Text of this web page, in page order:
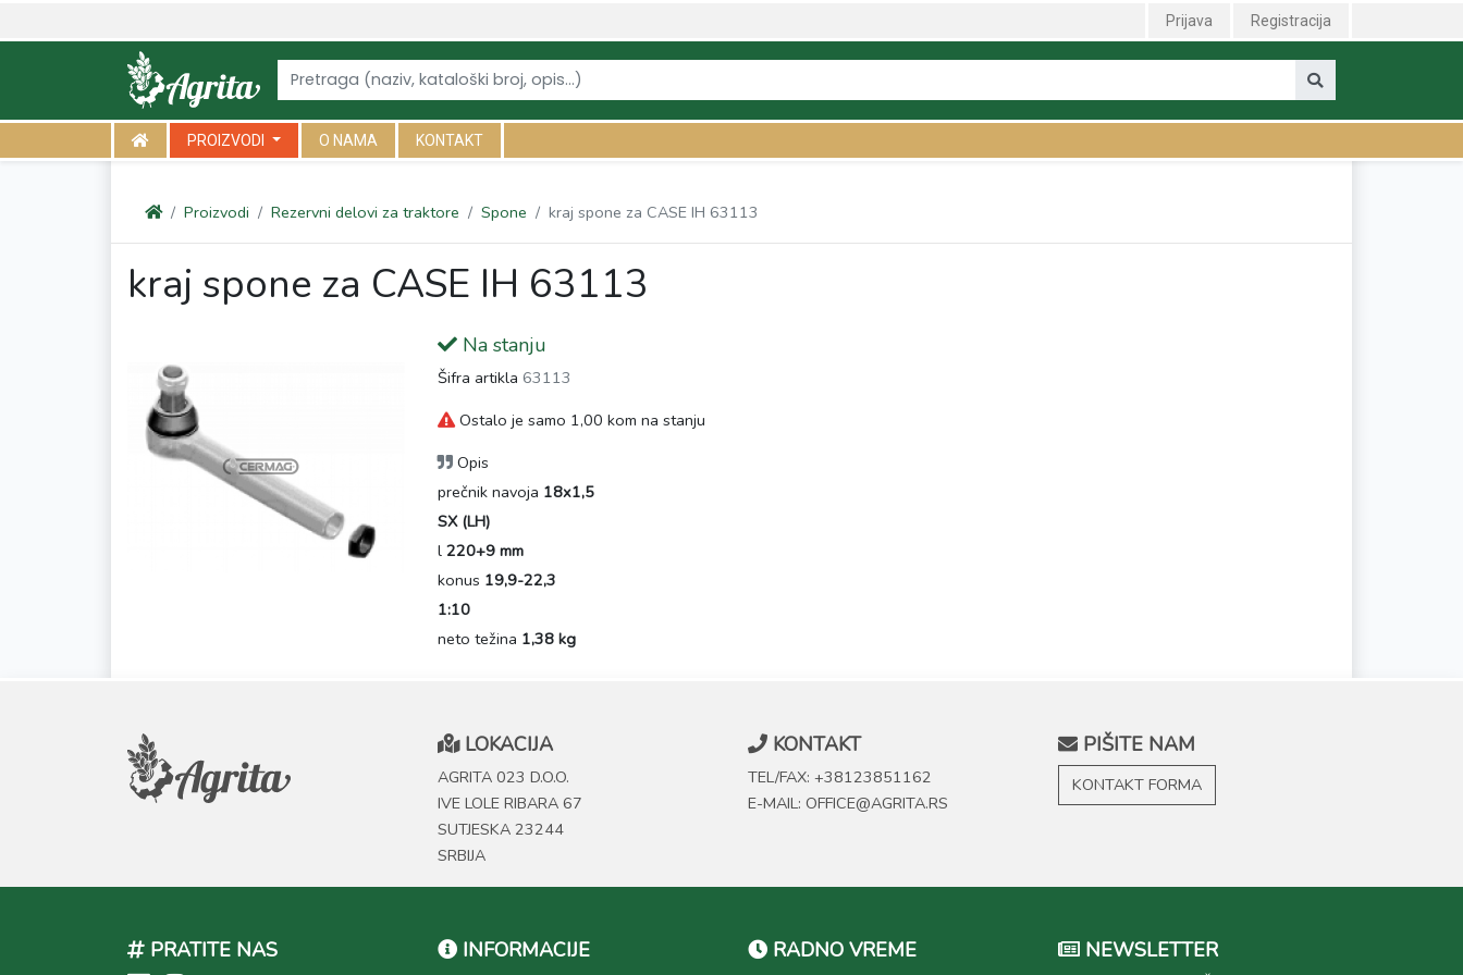
Prijava Registracija
PROIZVODI O NAMA KONTAKT
Proizvodi Rezervni delovi za traktore Spone kraj spone za CASE IH 63113
kraj spone za CASE IH 63113
Na stanju
Šifra artikla 63113
Ostalo je samo 1,00 kom na stanju
Opis
prečnik navoja 18x1,5
SX (LH)
l 220+9 mm
konus 19,9-22,3
1:10
neto težina 1,38 kg
LOKACIJA
AGRITA 023 D.O.O.
IVE LOLE RIBARA 67
SUTJESKA 23244
SRBIJA
KONTAKT
TEL/FAX: +38123851162
E-MAIL: OFFICE@AGRITA.RS
PIŠITE NAM
KONTAKT FORMA
PRATITE NAS INFORMACIJE RADNO VREME NEWSLETTER